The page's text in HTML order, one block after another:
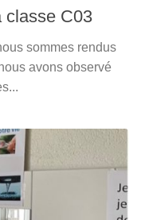
classe C03
sommes rendus
avons observé